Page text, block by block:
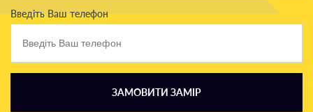
Введіть Ваш телефон
ЗАМОВИТИ ЗАМІР